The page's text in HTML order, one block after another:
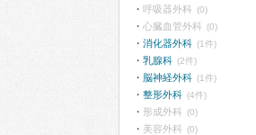
呼吸器外科 (0)
心臓血管外科 (0)
消化器外科 (1件)
乳腺科 (2件)
脳神経外科 (1件)
整形外科 (4件)
形成外科 (0)
美容外科 (0)